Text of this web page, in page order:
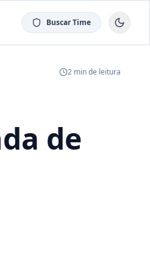
Buscar Time
2 min de leitura
de